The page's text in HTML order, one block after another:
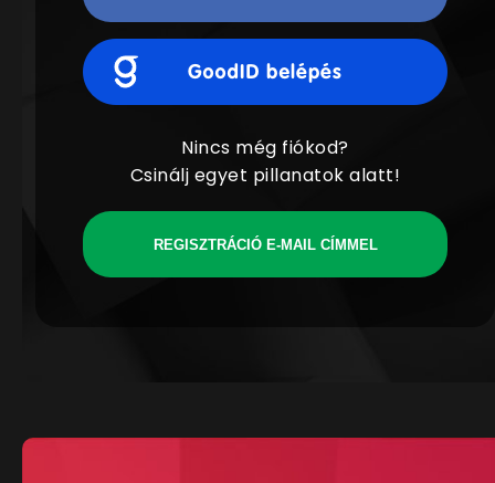
Nincs még fiókod?
Csinálj egyet pillanatok alatt!
REGISZTRÁCIÓ E-MAIL CÍMMEL